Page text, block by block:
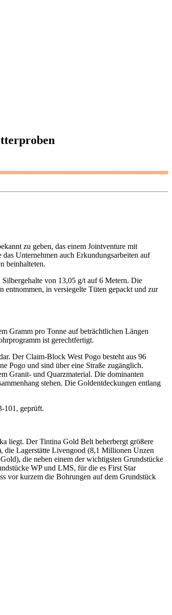
zu geben, das einem Jointventure mit
Unternehmen auch Erkundungsarbeiten auf
beinhalteten.
von 13,05 g/t auf 6 Metern. Die
in versiegelte Tüten gepackt und zur
Gramm pro Tonne auf beträchtlichen Längen
ist gerechtfertigt.
Der Claim-Block West Pogo besteht aus 96
Pogo und sind über eine Straße zugänglich.
Granit- und Quarzmaterial. Die dominanten
stehen. Die Goldentdeckungen entlang
101, geprüft.
liegt. Der Tintina Gold Belt beherbergt größere
Lagerstätte Livengood (8,1 Millionen Unzen
die neben einem der wichtigsten Grundstücke
WP und LMS, für die es First Star
vor kurzem die Bohrungen auf dem Grundstück